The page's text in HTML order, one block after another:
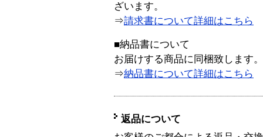
ざいます。
⇒請求書について詳細はこちら
■納品書について
お届けする商品に同梱致します。
⇒納品書について詳細はこちら
返品について